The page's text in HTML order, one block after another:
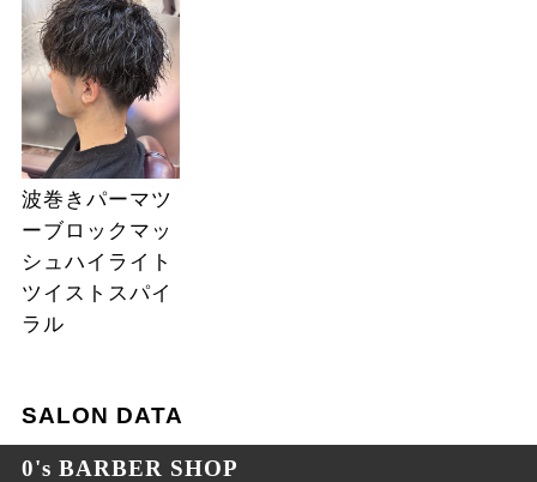
波巻きパーマツ
ーブロックマッ
シュハイライト
ツイストスパイ
ラル
SALON DATA
0's BARBER SHOP